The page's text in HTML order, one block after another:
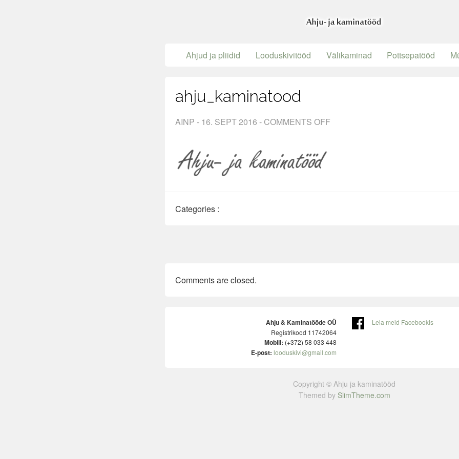
Ahjud ja pliidid Looduskivitööd Välikaminad Pottsepatööd
ahju_kaminatood
AINP - 16. SEPT 2016 - COMMENTS OFF
Categories :
Comments are closed.
Ahju & Kaminatööde OÜ
Registrikood 11742064
Mobiil: (+372) 58 033 448
E-post: looduskivi@gmail.com
Leia meid Facebookis
Copyright © Ahju ja kaminatööd
Themed by SlimTheme.com